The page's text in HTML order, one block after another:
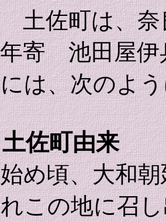
土佐町は、奈
寄 池田屋
は、次のよ
由来
め頃、大和
この地に召